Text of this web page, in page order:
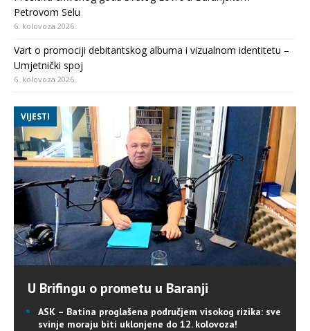
Petrovom Selu
6. kolovoza 2026.
Vart o promociji debitantskog albuma i vizualnom identitetu –
Umjetnički spoj
6. kolovoza 2026.
VIJESTI
U Brifingu o prometu u Baranji
ASK – Batina proglašena područjem visokog rizika: sve
svinje moraju biti uklonjene do 12. kolovoza!